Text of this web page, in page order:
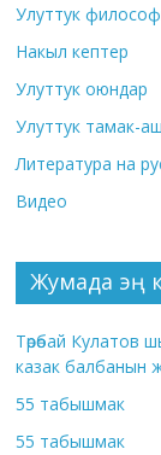
Улуттук
Накыл кептер
Улуттук оюндар
Улуттук тамак-аш
Литература на
Видео
Жумада эң
Төрөбай Кулатов
казак балбанын
55 табышмак
55 табышмак